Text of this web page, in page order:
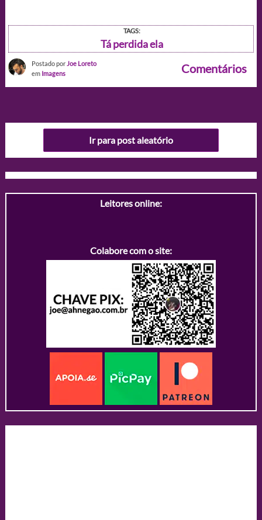
TAGS:
Tá perdida ela
Postado por Joe Loreto
em Imagens Comentários
Ir para post aleatório
Leitores online:
Colabore com o site: